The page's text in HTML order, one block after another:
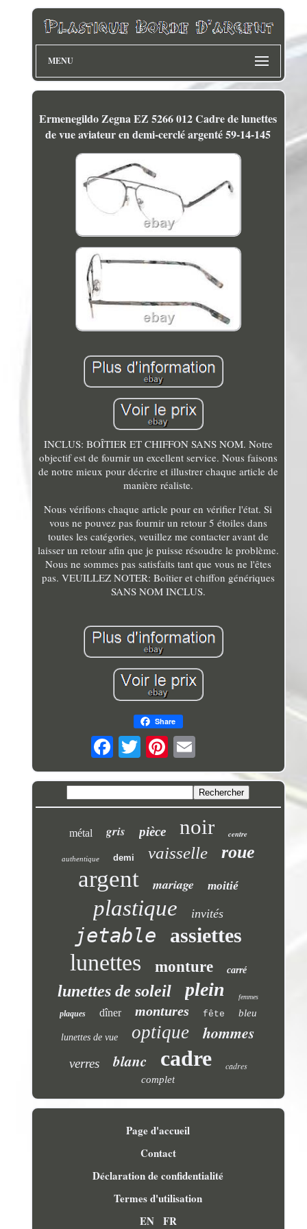
MENU
Ermenegildo Zegna EZ 5266 012 Cadre de lunettes
de vue aviateur en demi-cerclé argenté 59-14-145
INCLUS: BOÎTIER ET CHIFFON SANS NOM. Notre
objectif est de fournir un excellent service. Nous faisons
de notre mieux pour décrire et illustrer chaque article de
manière réaliste.
Nous vérifions chaque article pour en vérifier l'état. Si
vous ne pouvez pas fournir un retour 5 étoiles dans
toutes les catégories, veuillez me contacter avant de
laisser un retour afin que je puisse résoudre le problème.
Nous ne sommes pas satisfaits tant que vous ne l'êtes
pas. VEUILLEZ NOTER: Boîtier et chiffon génériques
SANS NOM INCLUS.
Share
métal gris pièce noir centre
authentique demi vaisselle roue
argent mariage moitié
plastique invités
jetable assiettes
lunettes monture carré
lunettes de soleil plein femmes
plaques dîner montures fête bleu
lunettes de vue optique hommes
verres blanc cadre
cadres
complet
Page d'accueil
Contact
Déclaration de confidentialité
Termes d'utilisation
EN FR